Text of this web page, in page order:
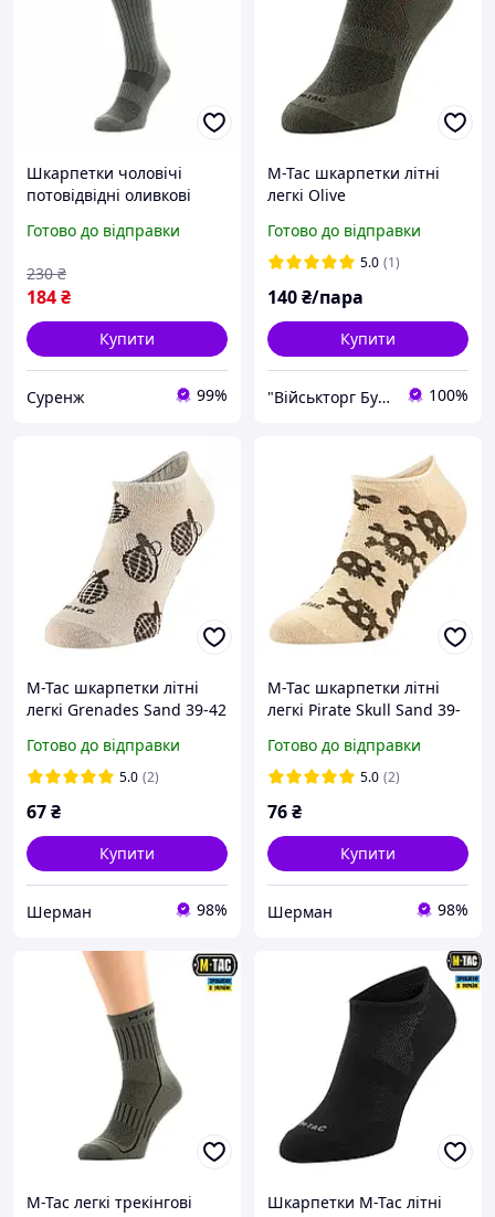
Шкарпетки чоловічі
потовідвідні оливкові
термозонами M-Tac MK.2
Готово до відправки
184₴
230 ₴
Купити
Суренж 99%
M-Tac шкарпетки літні
легкі Olive
Готово до відправки
5.0 (1)
140₴/пара
Купити
"Військторг Бумеранг" Інтернет-магазин 100%
M-Tac шкарпетки літні
легкі Grenades Sand 39-42
Готово до відправки
5.0 (2)
67₴
Купити
Шерман 98%
M-Tac шкарпетки літні
легкі Pirate Skull Sand 39-
Готово до відправки
5.0 (2)
76₴
Купити
Шерман 98%
M-Tac легкі трекінгові
Шкарпетки M-Tac літні